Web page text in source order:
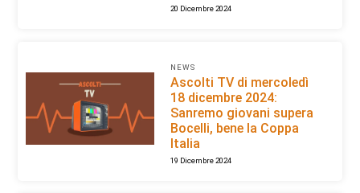
20 Dicembre 2024
NEWS
Ascolti TV di mercoledì
18 dicembre 2024:
Sanremo giovani supera
Bocelli, bene la Coppa
Italia
19 Dicembre 2024